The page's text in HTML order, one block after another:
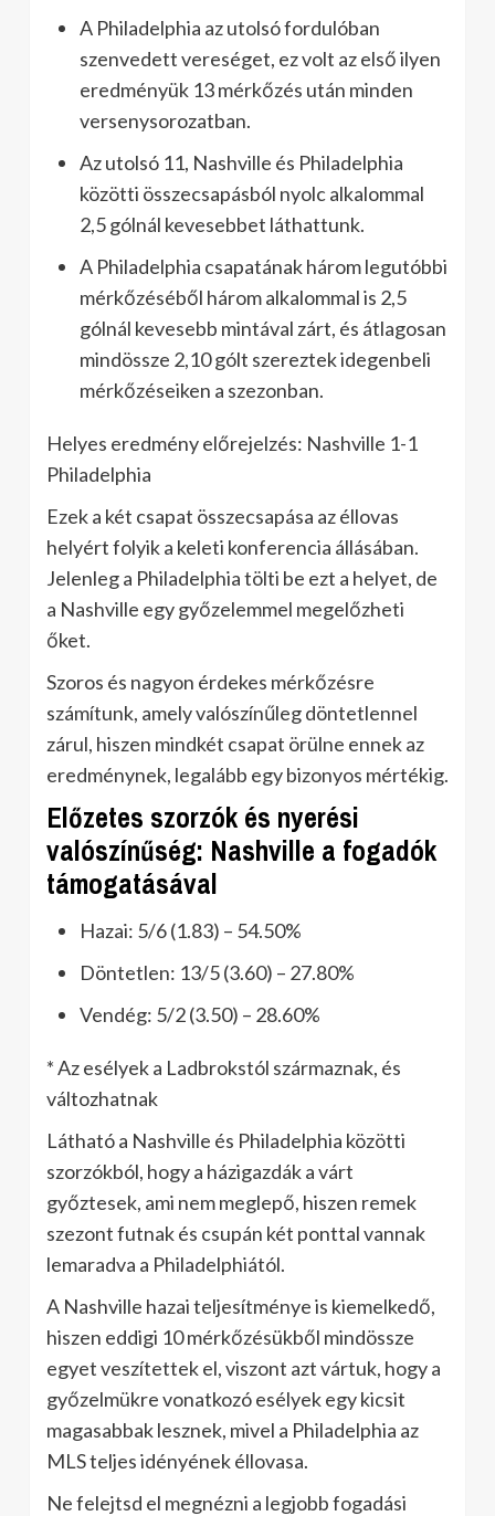
A Philadelphia az utolsó fordulóban
szenvedett vereséget, ez volt az első ilyen
eredményük 13 mérkőzés után minden
versenysorozatban.
Az utolsó 11, Nashville és Philadelphia
közötti összecsapásból nyolc alkalommal
2,5 gólnál kevesebbet láthattunk.
A Philadelphia csapatának három legutóbbi
mérkőzéséből három alkalommal is 2,5
gólnál kevesebb mintával zárt, és átlagosan
mindössze 2,10 gólt szereztek idegenbeli
mérkőzéseiken a szezonban.
Helyes eredmény előrejelzés: Nashville 1-1
Philadelphia
Ezek a két csapat összecsapása az éllovas
helyért folyik a keleti konferencia állásában.
Jelenleg a Philadelphia tölti be ezt a helyet, de
a Nashville egy győzelemmel megelőzheti
őket.
Szoros és nagyon érdekes mérkőzésre
számítunk, amely valószínűleg döntetlennel
zárul, hiszen mindkét csapat örülne ennek az
eredménynek, legalább egy bizonyos mértékig.
Előzetes szorzók és nyerési
valószínűség: Nashville a fogadók
támogatásával
Hazai: 5/6 (1.83) – 54.50%
Döntetlen: 13/5 (3.60) – 27.80%
Vendég: 5/2 (3.50) – 28.60%
* Az esélyek a Ladbrokstól származnak, és
változhatnak
Látható a Nashville és Philadelphia közötti
szorzókból, hogy a házigazdák a várt
győztesek, ami nem meglepő, hiszen remek
szezont futnak és csupán két ponttal vannak
lemaradva a Philadelphiától.
A Nashville hazai teljesítménye is kiemelkedő,
hiszen eddigi 10 mérkőzésükből mindössze
egyet veszítettek el, viszont azt vártuk, hogy a
győzelmükre vonatkozó esélyek egy kicsit
magasabbak lesznek, mivel a Philadelphia az
MLS teljes idényének éllovasa.
Ne felejtsd el megnézni a legjobb fogadási